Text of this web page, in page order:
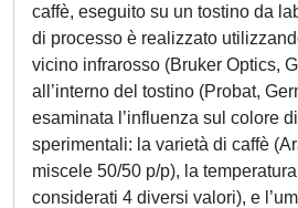
caffè, eseguito su un tostino da
di processo è realizzato
vicino infrarosso (Bruker Optics,
all’interno del tostino (Probat,
esaminata l’influenza sul colore
sperimentali: la varietà di caffè
miscele 50/50 p/p), la
considerati 4 diversi valori), e